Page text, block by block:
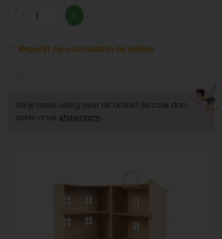
Beperkt op voorraad in de winkel.
Wil je meer uitleg over dit artikel? Bezoek dan
zeker onze showroom.